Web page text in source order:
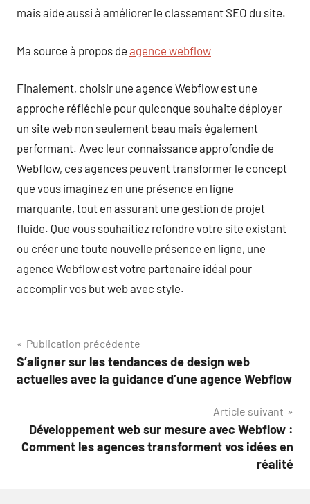
mais aide aussi à améliorer le classement SEO du site.
Ma source à propos de agence webflow
Finalement, choisir une agence Webflow est une
approche réfléchie pour quiconque souhaite déployer
un site web non seulement beau mais également
performant. Avec leur connaissance approfondie de
Webflow, ces agences peuvent transformer le concept
que vous imaginez en une présence en ligne
marquante, tout en assurant une gestion de projet
fluide. Que vous souhaitiez refondre votre site existant
ou créer une toute nouvelle présence en ligne, une
agence Webflow est votre partenaire idéal pour
accomplir vos but web avec style.
Navigation
de
Publication précédente
S’aligner sur les tendances de design web
actuelles avec la guidance d’une agence Webflow
Article suivant
Développement web sur mesure avec Webflow :
Comment les agences transforment vos idées en
réalité